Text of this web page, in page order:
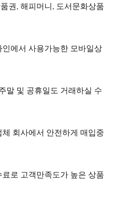
권, 해피머니, 도서문화상품
에서 사용가능한 모바일상
말 및 공휴일도 거래하실 수
회사에서 안전하게 매입중
로 고객만족도가 높은 상품